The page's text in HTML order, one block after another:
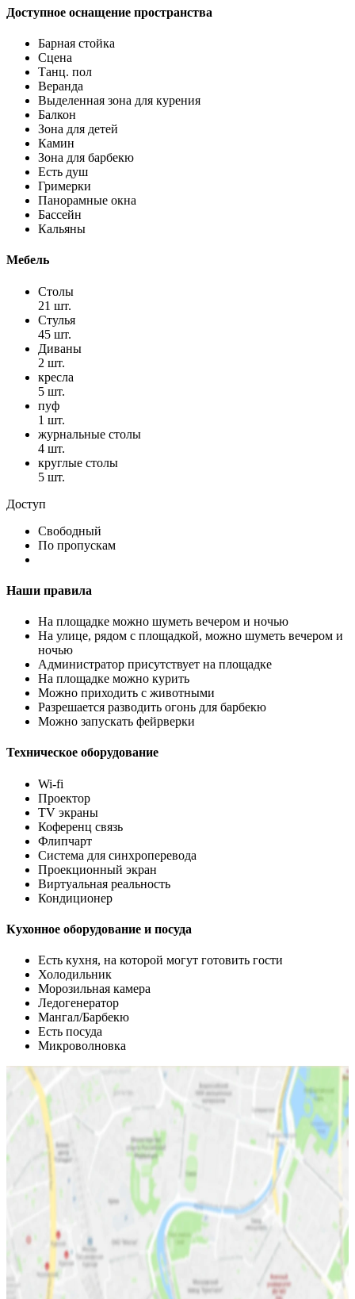
Доступное оснащение пространства
Барная стойка
Сцена
Танц. пол
Веранда
Выделенная зона для курения
Балкон
Зона для детей
Камин
Зона для барбекю
Есть душ
Гримерки
Панорамные окна
Бассейн
Кальяны
Мебель
Столы
21 шт.
Стулья
45 шт.
Диваны
2 шт.
кресла
5 шт.
пуф
1 шт.
журнальные столы
4 шт.
круглые столы
5 шт.
Доступ
Свободный
По пропускам
Наши правила
На площадке можно шуметь вечером и ночью
На улице, рядом с площадкой, можно шуметь вечером и
ночью
Администратор присутствует на площадке
На площадке можно курить
Можно приходить с животными
Разрешается разводить огонь для барбекю
Можно запускать фейрверки
Техническое оборудование
Wi-fi
Проектор
TV экраны
Коференц связь
Флипчарт
Система для синхроперевода
Проекционный экран
Виртуальная реальность
Кондиционер
Кухонное оборудование и посуда
Есть кухня, на которой могут готовить гости
Холодильник
Морозильная камера
Ледогенератор
Мангал/Барбекю
Есть посуда
Микроволновка